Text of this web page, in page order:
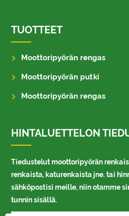
TUOTTEET
Moottoripyörän rengas
Moottoripyörän putki
Moottoripyörän rengas
HINTALUETTELON
Tiedustelut moottoripyörän
renkaista, katurenkaista jne. tai
sähköpostisi meille, niin otamme
tunnin sisällä.